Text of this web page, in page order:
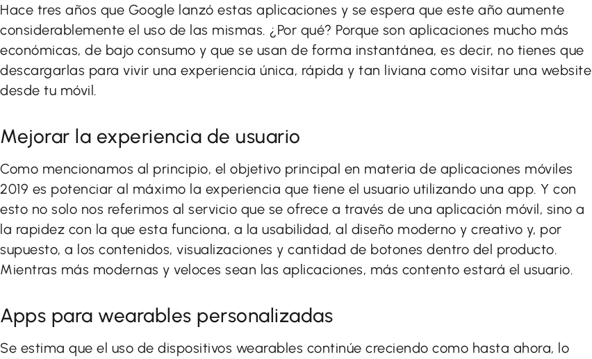
Hace tres años que Google lanzó estas aplicaciones y se espera que este año aumente
considerablemente el uso de las mismas. ¿Por qué? Porque son aplicaciones mucho más
económicas, de bajo consumo y que se usan de forma instantánea, es decir, no tienes que
descargarlas para vivir una experiencia única, rápida y tan liviana como visitar una website
desde tu móvil.
Mejorar la experiencia de usuario
Como mencionamos al principio, el objetivo principal en materia de aplicaciones móviles
2019 es potenciar al máximo la experiencia que tiene el usuario utilizando una app. Y con
esto no solo nos referimos al servicio que se ofrece a través de una aplicación móvil, sino a
la rapidez con la que esta funciona, a la usabilidad, al diseño moderno y creativo y, por
supuesto, a los contenidos, visualizaciones y cantidad de botones dentro del producto.
Mientras más modernas y veloces sean las aplicaciones, más contento estará el usuario.
Apps para wearables personalizadas
Se estima que el uso de dispositivos wearables continúe creciendo como hasta ahora, lo